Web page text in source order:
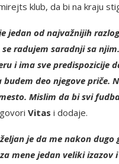
klub, da bi na kraju
jedan od najvažnijih
radujem saradnji sa
i ima sve predispozicije
deo njegove priče.
Mislim da bi svi
Vitas i dodaje.
je da me nakon
mene jedan veliki